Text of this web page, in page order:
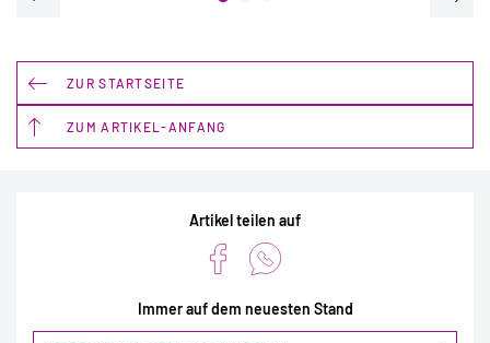
ZUR STARTSEITE
ZUM ARTIKEL-ANFANG
Artikel teilen auf
Immer auf dem neuesten Stand